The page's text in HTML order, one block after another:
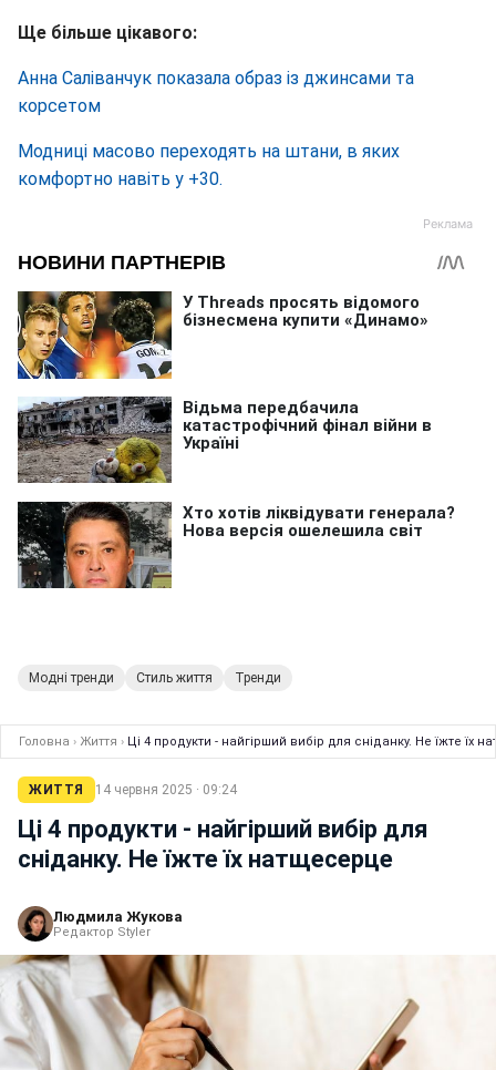
Ще більше цікавого:
Анна Саліванчук показала образ із джинсами та
корсетом
Модниці масово переходять на штани, в яких
комфортно навіть у +30.
Модні тренди Стиль життя Тренди
Головна › Життя › Ці 4 продукти - найгірший вибір для сніданку. Не їжте їх
ЖИТТЯ 14 червня 2025 · 09:24
Ці 4 продукти - найгірший вибір для
сніданку. Не їжте їх натщесерце
Людмила Жукова
Редактор Styler